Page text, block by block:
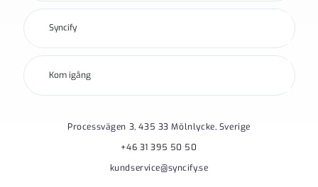
Syncify
Kom igång
Processvägen 3, 435 33 Mölnlycke, Sverige
+46 31 395 50 50
kundservice@syncify.se